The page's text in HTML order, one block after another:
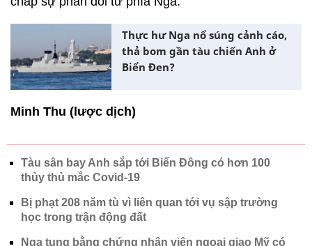
Thực hư Nga nổ súng cảnh cáo,
thả bom gần tàu chiến Anh ở
Biển Đen?
Minh Thu (lược dịch)
Tàu sân bay Anh sắp tới Biển Đông có hơn 100
thủy thủ mắc Covid-19
Bị phạt 208 năm tù vì liên quan tới vụ sập trường
học trong trận động đất
Nga tung bằng chứng nhân viên ngoại giao Mỹ có